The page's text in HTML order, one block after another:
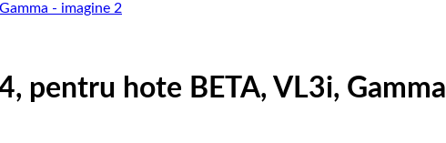
pentru hote BETA, VL3i, Gamma